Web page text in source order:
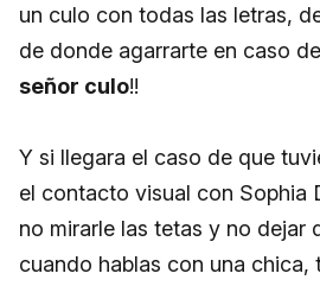
un culo con todas las letras,
de donde agarrarte en caso
señor culo!!
Y si llegara el caso de que
el contacto visual con Sophia
no mirarle las tetas y no dejar
cuando hablas con una chica,